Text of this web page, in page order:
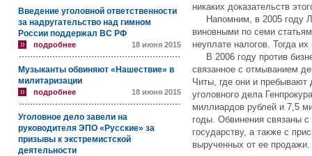
Введение уголовной ответственности
за надругательство над гимном
России поддержал ВС РФ
подробнее 18 июня 2015
Музыканты обвиняют «Нашествие» в
милитаризации
подробнее 18 июня 2015
Уголовное дело завели на
руководителя ЭПО «Русские» за
призывы к экстремистской
деятельности
никаких доказательств
Напомним, в 2005 году
виновными по семи
неуплате налогов. Тогда
В 2006 году против
связанное с отмыванием
Читы, где они и пребывают
уголовного дела
миллиардов рублей и 7,5
годы. Обвинения связаны
государству, а также с
вырученных от ее продажи.